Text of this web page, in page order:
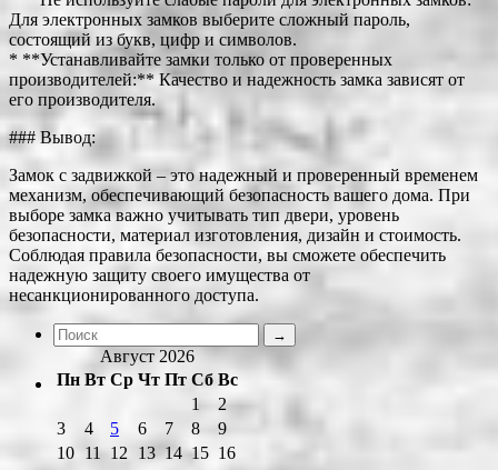
Для электронных замков выберите сложный пароль,
состоящий из букв, цифр и символов.
* **Устанавливайте замки только от проверенных
производителей:** Качество и надежность замка зависят от
его производителя.
### Вывод:
Замок с задвижкой – это надежный и проверенный временем
механизм, обеспечивающий безопасность вашего дома. При
выборе замка важно учитывать тип двери, уровень
безопасности, материал изготовления, дизайн и стоимость.
Соблюдая правила безопасности, вы сможете обеспечить
надежную защиту своего имущества от
несанкционированного доступа.
Август 2026
Пн Вт Ср Чт Пт Сб Вс
1
2
3
4 5 6 7 8
9
10 11 12 13 14 15 16